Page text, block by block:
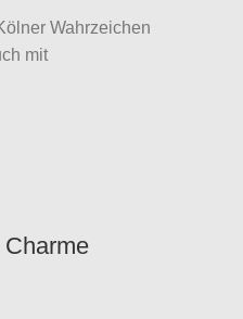
Wahrzeichen
mit